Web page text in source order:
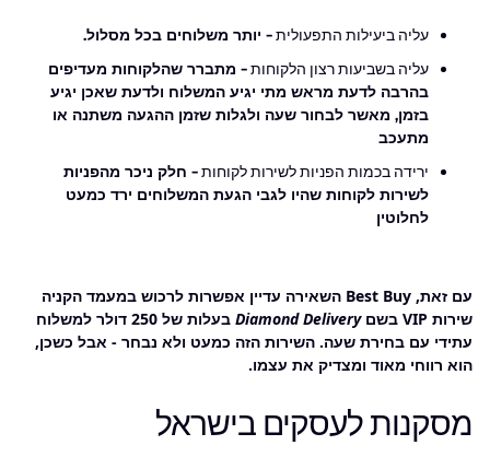
עליה ביעילות התפעולית- יותר משלוחים בכל מסלול.
עליה בשביעות רצון הלקוחות- מתברר שהלקוחות מעדיפים
בהרבה לדעת מראש מתי יגיע המשלוח ולדעת שאכן יגיע
בזמן, מאשר לבחור שעה ולגלות שזמן ההגעה משתנה או
מתעכב
ירידה בכמות הפניות לשירות לקוחות- חלק ניכר מהפניות
לשירות לקוחות שהיו לגבי הגעת המשלוחים ירד כמעט
לחלוטין
עם זאת, Best Buy השאירה עדיין אפשרות לרכוש במעמד הקניה
שירות VIP בשם
Diamond Delivery
בעלות של 250 דולר למשלוח
עתידי עם בחירת שעה. השירות הזה כמעט ולא נבחר - אבל כשכן,
הוא רווחי מאוד ומצדיק את עצמו.
מסקנות לעסקים בישראל